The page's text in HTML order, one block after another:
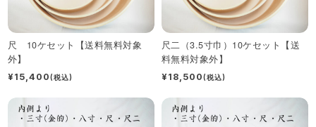
尺 10ケセット【送料無料対象
外】
¥15,400(税込)
尺二（3.5寸巾）10ケセット【送
料無料対象外】
¥18,500(税込)